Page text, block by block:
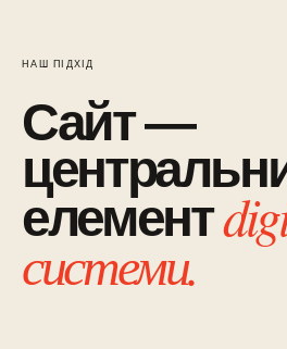
НАШ ПІДХІД
Сайт —
елемент
системи.